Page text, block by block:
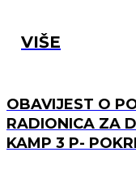
VIŠE
OBAVIJEST O
RADIONICA ZA
KAMP 3 P-